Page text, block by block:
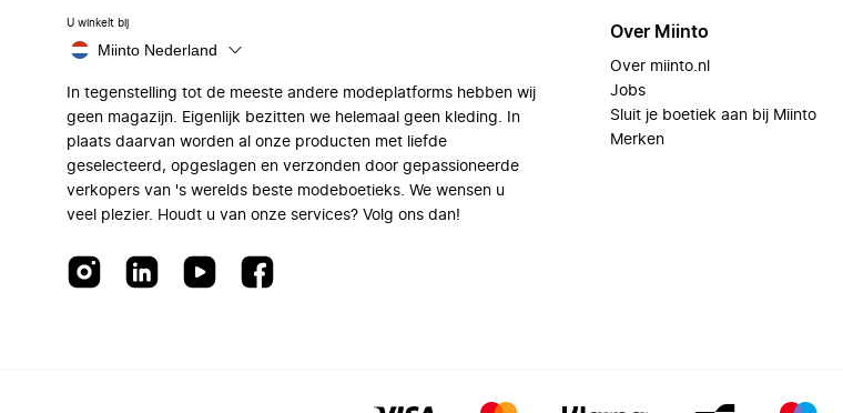
U winkelt bij
Miinto Nederland
In tegenstelling tot de meeste andere modeplatforms hebben wij
geen magazijn. Eigenlijk bezitten we helemaal geen kleding. In
plaats daarvan worden al onze producten met liefde
geselecteerd, opgeslagen en verzonden door gepassioneerde
verkopers van 's werelds beste modeboetieks. We wensen u
veel plezier. Houdt u van onze services? Volg ons dan!
Over Miinto
Over miinto.nl
Jobs
Sluit je boetiek aan bij Miinto
Merken